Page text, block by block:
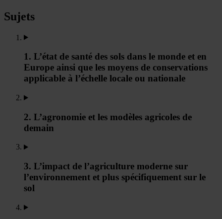
Sujets
1. L’état de santé des sols dans le monde et en
Europe ainsi que les moyens de conservations
applicable à l’échelle locale ou nationale
2. L’agronomie et les modèles agricoles de
demain
3. L’impact de l’agriculture moderne sur
l’environnement et plus spécifiquement sur le
sol